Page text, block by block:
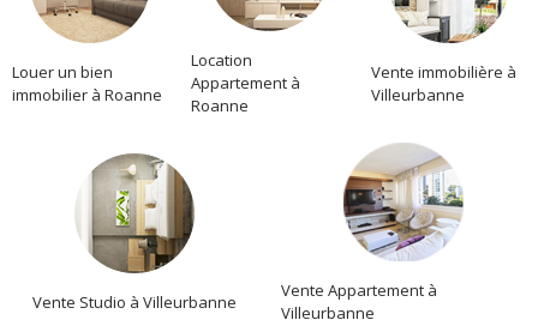
Louer un bien
immobilier à Roanne
Location
Appartement à
Roanne
Vente immobilière à
Villeurbanne
Vente Studio à Villeurbanne
Vente Appartement à
Villeurbanne